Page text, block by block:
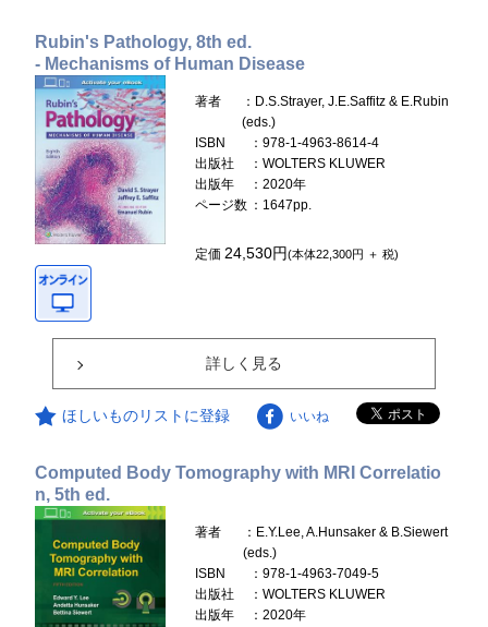
Rubin's Pathology, 8th ed.
- Mechanisms of Human Disease
著者
：D.S.Strayer, J.E.Saffitz & E.Rubin
(eds.)
ISBN
：978-1-4963-8614-4
出版社
：WOLTERS KLUWER
出版年
：2020年
ページ数 ：1647pp.
定価24,530円(本体22,300円 ＋ 税)
詳しく見る
ほしいものリストに登録 いいね
Computed Body Tomography with MRI Correlatio
n, 5th ed.
著者
：E.Y.Lee, A.Hunsaker & B.Siewert
(eds.)
ISBN
：978-1-4963-7049-5
出版社
：WOLTERS KLUWER
出版年
：2020年